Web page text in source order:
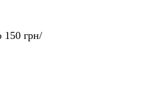
150 грн/